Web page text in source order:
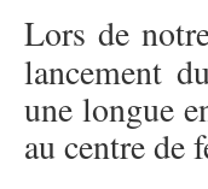
Lors de
lancement
une longue
au centre de